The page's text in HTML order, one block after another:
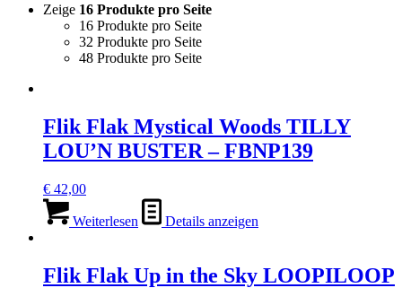
Zeige 16 Produkte pro Seite
16 Produkte pro Seite
32 Produkte pro Seite
48 Produkte pro Seite
Flik Flak Mystical Woods TILLY
LOU’N BUSTER – FBNP139
€ 42,00
Weiterlesen Details anzeigen
Flik Flak Up in the Sky LOOPILOOP